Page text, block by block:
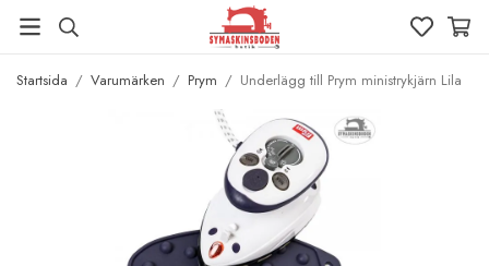
Startsida / Varumärken / Prym / Underlägg till Prym ministrykjärn Lila